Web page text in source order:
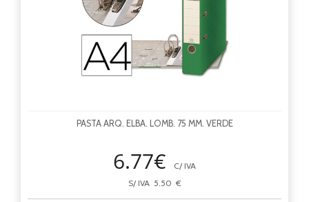
PASTA ARQ. ELBA. LOMB. 75 MM. VERDE
6.77€
C/ IVA
S/ IVA 5.50 €